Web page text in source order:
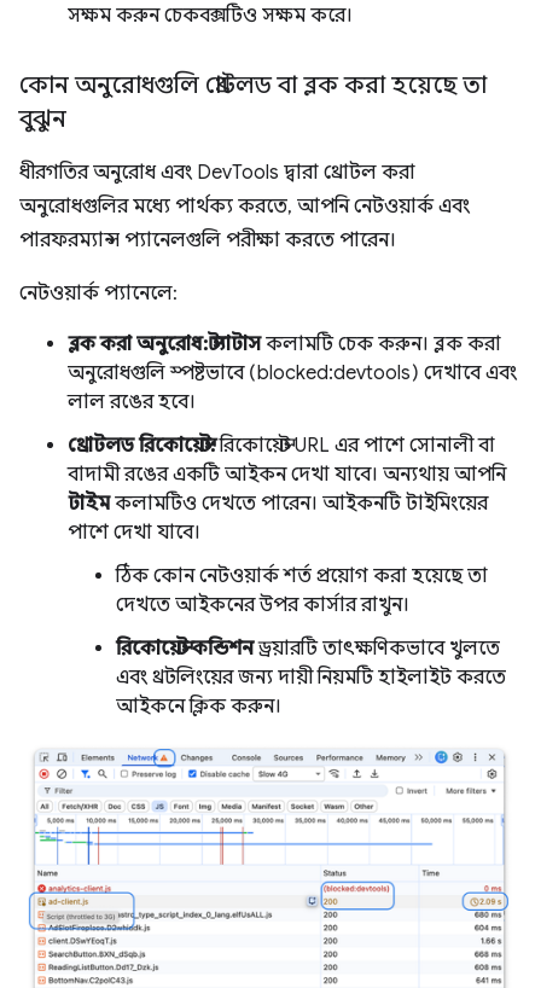
সক্ষম করুন চেকবক্সটিও সক্ষম করে।
কোন অনুরোধগুলি থ্রোটলড বা ব্লক করা হয়েছে তা
বুঝুন
ধীরগতির অনুরোধ এবং DevTools দ্বারা থ্রোটল করা
অনুরোধগুলির মধ্যে পার্থক্য করতে, আপনি নেটওয়ার্ক এবং
পারফরম্যান্স প্যানেলগুলি পরীক্ষা করতে পারেন।
নেটওয়ার্ক প্যানেলে:
ব্লক করা অনুরোধ: স্ট্যাটাসকলামটি চেক করুন। ব্লক করা
অনুরোধগুলি স্পষ্টভাবে (blocked:devtools) দেখাবে এবং
লাল রঙের হবে।
থ্রোটলড রিকোয়েস্ট:রিকোয়েস্ট URL এর পাশে সোনালী বা
বাদামী রঙের একটি আইকন দেখা যাবে। অন্যথায় আপনি
টাইমকলামটিও দেখতে পারেন। আইকনটি টাইমিংয়ের
পাশে দেখা যাবে।
ঠিক কোন নেটওয়ার্ক শর্ত প্রয়োগ করা হয়েছে তা
দেখতে আইকনের উপর কার্সার রাখুন।
রিকোয়েস্ট কন্ডিশনড্রয়ারটি তাৎক্ষণিকভাবে খুলতে
এবং থ্রটলিংয়ের জন্য দায়ী নিয়মটি হাইলাইট করতে
আইকনে ক্লিক করুন।